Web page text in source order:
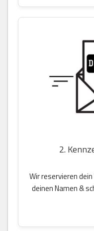
2.
Wir reservieren
deinen Namen &